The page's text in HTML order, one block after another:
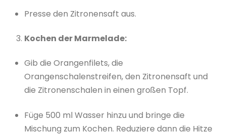
Presse den Zitronensaft aus.
Kochen der Marmelade:
Gib die Orangenfilets, die
Orangenschalenstreifen, den Zitronensaft und
die Zitronenschalen in einen großen Topf.
Füge 500 ml Wasser hinzu und bringe die
Mischung zum Kochen. Reduziere dann die Hitze